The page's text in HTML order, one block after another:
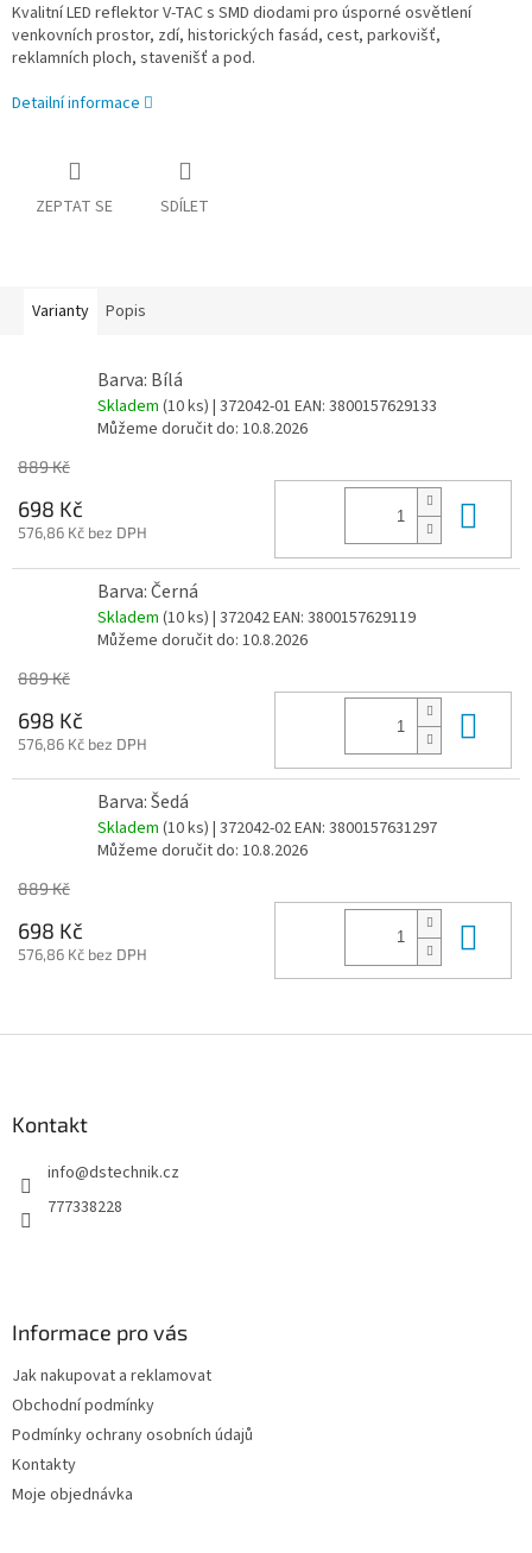
Kvalitní LED reflektor V-TAC s SMD diodami pro úsporné osvětlení
venkovních prostor, zdí, historických fasád, cest, parkovišť,
reklamních ploch, stavenišť a pod.
Detailní informace
ZEPTAT SE SDÍLET
Varianty Popis
Barva: Bílá
Skladem (10 ks) | 372042-01 EAN: 3800157629133
Můžeme doručit do: 10.8.2026
889 Kč
698 Kč
576,86 Kč bez DPH
Barva: Černá
Skladem (10 ks) | 372042EAN: 3800157629119
Můžeme doručit do: 10.8.2026
889 Kč
698 Kč
576,86 Kč bez DPH
Barva: Šedá
Skladem (10 ks) | 372042-02EAN: 3800157631297
Můžeme doručit do: 10.8.2026
889 Kč
698 Kč
576,86 Kč bez DPH
Kontakt
info@dstechnik.cz
777338228
Informace pro vás
Jak nakupovat a reklamovat
Obchodní podmínky
Podmínky ochrany osobních údajů
Kontakty
Moje objednávka